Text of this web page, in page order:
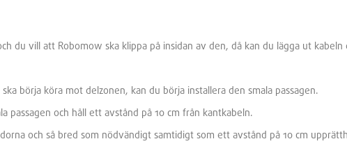
du vill att Robomow ska klippa på insidan av den, då kan du lägga ut
börja köra mot delzonen, kan du börja installera den smala passagen.
passagen och håll ett avstånd på 10 cm från kantkabeln.
och så bred som nödvändigt samtidigt som ett avstånd på 10 cm